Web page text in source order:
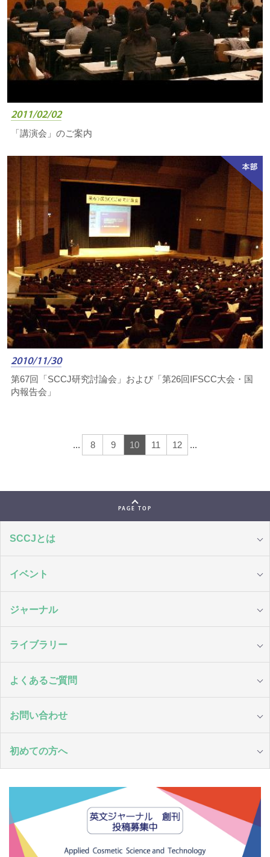
2011/02/02
「講演会」のご案内
2010/11/30
第67回「SCCJ研究討論会」および「第26回IFSCC大会・国
内報告会」
... 8 9 10 11 12 ...
PAGE TOP
SCCJとは
イベント
ジャーナル
ライブラリー
よくあるご質問
お問い合わせ
初めての方へ